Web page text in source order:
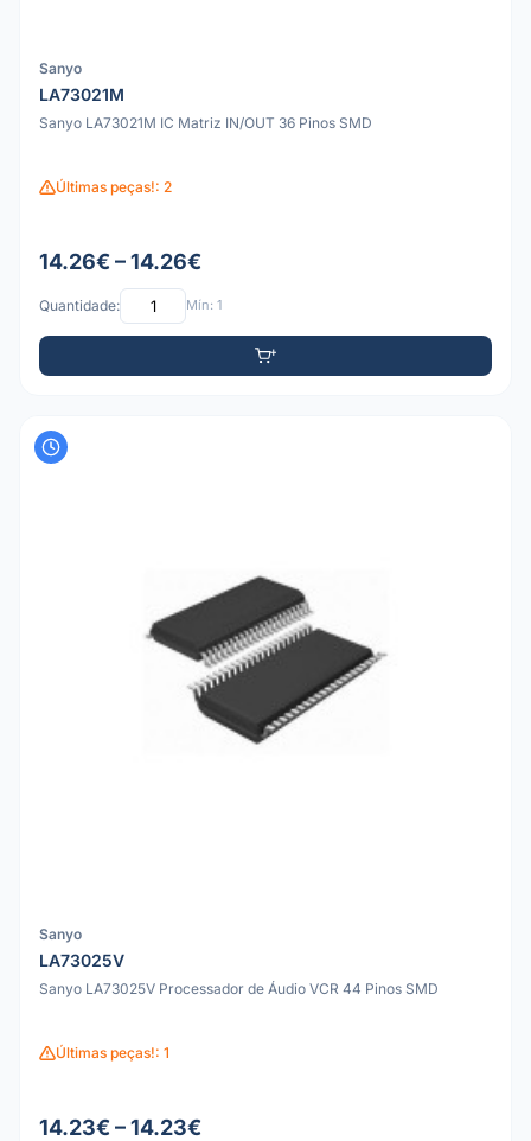
Sanyo
LA73021M
Sanyo LA73021M IC Matriz IN/OUT 36 Pinos SMD
Últimas peças!: 2
14.26€ – 14.26€
Quantidade: Mín: 1
Sanyo
LA73025V
Sanyo LA73025V Processador de Áudio VCR 44 Pinos SMD
Últimas peças!: 1
14.23€ – 14.23€